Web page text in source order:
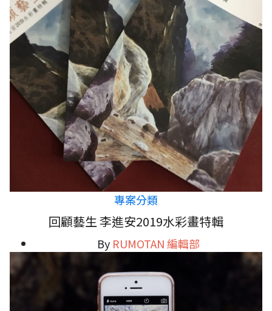
專案分類
回顧藝生 李進安2019水彩畫特輯
By RUMOTAN 編輯部